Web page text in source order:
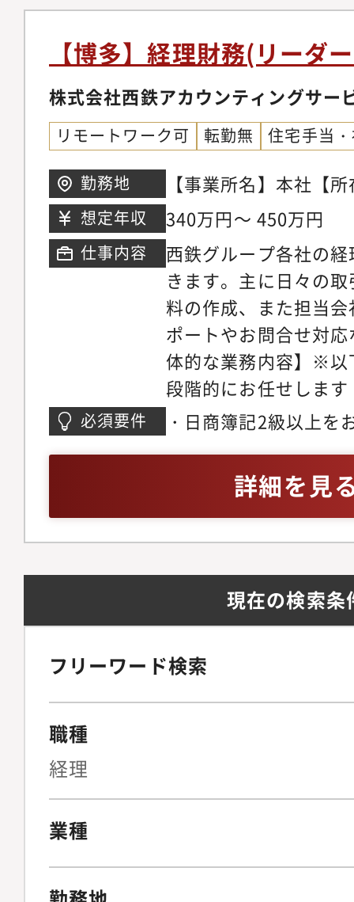
の出向や転籍など／
もあります。
【博多】経理財務(リーダ
株式会社西鉄アカウンティングサー
リモートワーク可 転勤無 住宅手当
勤務地
【事業所名】本社【
多区 博多駅前三丁目
10階【最寄駅】 JR
分 、 JR 篠栗線 博多
南線 博多駅 徒歩10分
想定年収 340万円～ 450万円
仕事内容
西鉄グループ各社の
きます。主に日々の
料の作成、また担当
ポートやお問合せ対
体的な業務内容】※以
段階的にお任せしま
算処理/資料作成/月
・監査、税務調査の
営計画作成のサポー
や、社外セミナーへ
入社後も知識やスキ
年業務を行う先輩か
しています。
必須要件
・日商簿記2級以上を
告業務のご経験があ
のご経験はどちらで
詳細を見
現在の検索条
フリーワード検索
職種
経理
業種